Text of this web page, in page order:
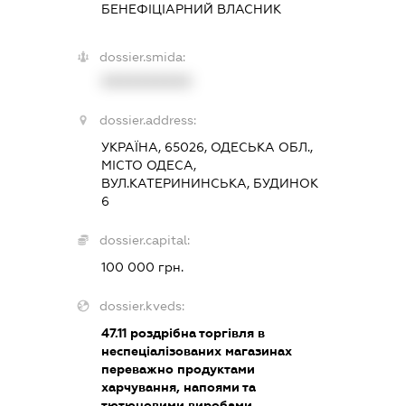
БЕНЕФІЦІАРНИЙ ВЛАСНИК
dossier.smida:
dossier.address:
УКРАЇНА, 65026, ОДЕСЬКА ОБЛ.,
МІСТО ОДЕСА,
ВУЛ.КАТЕРИНИНСЬКА, БУДИНОК
6
dossier.capital:
100 000 грн.
dossier.kveds:
47.11роздрібна торгівля в
неспеціалізованих магазинах
переважно продуктами
харчування, напоями та